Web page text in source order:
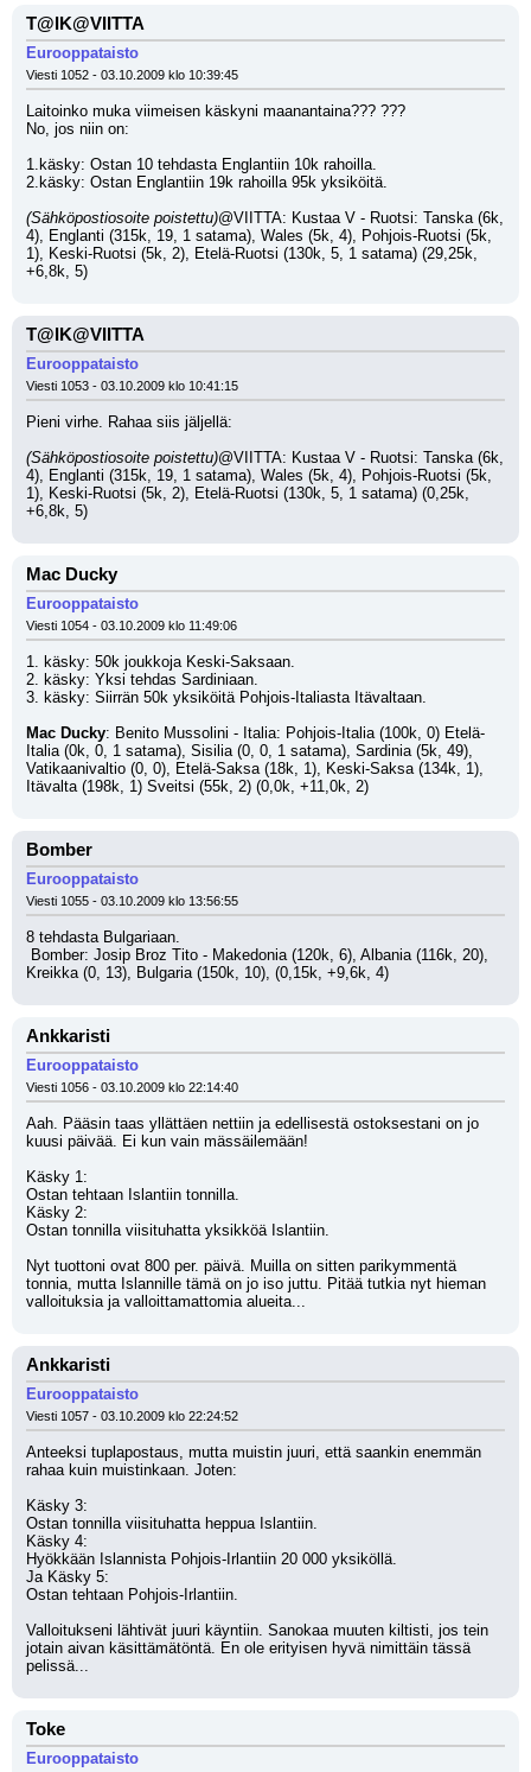
T@IK@VIITTA
Eurooppataisto
Viesti 1052 - 03.10.2009 klo 10:39:45
Laitoinko muka viimeisen käskyni maanantaina??? ???
No, jos niin on:
1.käsky: Ostan 10 tehdasta Englantiin 10k rahoilla.
2.käsky: Ostan Englantiin 19k rahoilla 95k yksiköitä.
(Sähköpostiosoite poistettu)@VIITTA: Kustaa V - Ruotsi: Tanska (6k,
4), Englanti (315k, 19, 1 satama), Wales (5k, 4), Pohjois-Ruotsi (5k,
1), Keski-Ruotsi (5k, 2), Etelä-Ruotsi (130k, 5, 1 satama) (29,25k,
+6,8k, 5)
T@IK@VIITTA
Eurooppataisto
Viesti 1053 - 03.10.2009 klo 10:41:15
Pieni virhe. Rahaa siis jäljellä:
(Sähköpostiosoite poistettu)@VIITTA: Kustaa V - Ruotsi: Tanska (6k,
4), Englanti (315k, 19, 1 satama), Wales (5k, 4), Pohjois-Ruotsi (5k,
1), Keski-Ruotsi (5k, 2), Etelä-Ruotsi (130k, 5, 1 satama) (0,25k,
+6,8k, 5)
Mac Ducky
Eurooppataisto
Viesti 1054 - 03.10.2009 klo 11:49:06
1. käsky: 50k joukkoja Keski-Saksaan.
2. käsky: Yksi tehdas Sardiniaan.
3. käsky: Siirrän 50k yksiköitä Pohjois-Italiasta Itävaltaan.
Mac Ducky: Benito Mussolini - Italia: Pohjois-Italia (100k, 0) Etelä-
Italia (0k, 0, 1 satama), Sisilia (0, 0, 1 satama), Sardinia (5k, 49),
Vatikaanivaltio (0, 0), Etelä-Saksa (18k, 1), Keski-Saksa (134k, 1),
Itävalta (198k, 1) Sveitsi (55k, 2) (0,0k, +11,0k, 2)
Bomber
Eurooppataisto
Viesti 1055 - 03.10.2009 klo 13:56:55
8 tehdasta Bulgariaan.
Kreikka (0, 13), Bulgaria (150k, 10), (0,15k, +9,6k, 4)
Ankkaristi
Eurooppataisto
Viesti 1056 - 03.10.2009 klo 22:14:40
Aah. Pääsin taas yllättäen nettiin ja edellisestä ostoksestani on jo
kuusi päivää. Ei kun vain mässäilemään!
Käsky 1:
Ostan tehtaan Islantiin tonnilla.
Käsky 2:
Ostan tonnilla viisituhatta yksikköä Islantiin.
Nyt tuottoni ovat 800 per. päivä. Muilla on sitten parikymmentä
tonnia, mutta Islannille tämä on jo iso juttu. Pitää tutkia nyt hieman
valloituksia ja valloittamattomia alueita...
Ankkaristi
Eurooppataisto
Viesti 1057 - 03.10.2009 klo 22:24:52
Anteeksi tuplapostaus, mutta muistin juuri, että saankin enemmän
rahaa kuin muistinkaan. Joten:
Käsky 3:
Ostan tonnilla viisituhatta heppua Islantiin.
Käsky 4:
Hyökkään Islannista Pohjois-Irlantiin 20 000 yksiköllä.
Ja Käsky 5:
Ostan tehtaan Pohjois-Irlantiin.
Valloitukseni lähtivät juuri käyntiin. Sanokaa muuten kiltisti, jos tein
jotain aivan käsittämätöntä. En ole erityisen hyvä nimittäin tässä
pelissä...
Toke
Eurooppataisto